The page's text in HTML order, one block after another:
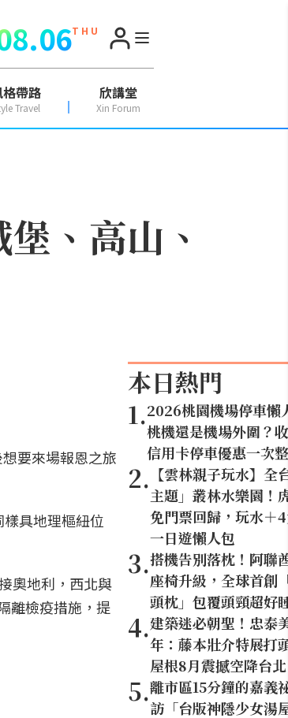
T H U
格帶路
Travel
欣講堂
Xin Forum
、高山、
要來場報恩之旅
具地理樞紐位
奧地利，西北與
離檢疫措施，提
本日熱門
1.2026桃園機場停車懶
桃機還是機場外圍？
信用卡停車優惠一次
2. 【雲林親子玩水】全
主題」叢林水樂園！
免門票回歸，玩水＋
一日遊懶人包
3.搭機告別落枕！阿聯
座椅升級，全球首
頭枕」包覆頭頸超好
4.建築迷必朝聖！忠泰
年：藤本壯介特展打
屋根8月震撼空降台北
5.離市區15分鐘的嘉義
訪「台版神隱少女湯